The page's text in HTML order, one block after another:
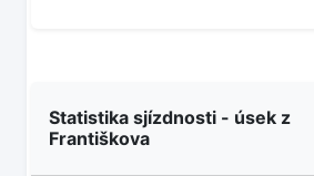
Statistika sjízdnosti - úsek z
Františkova